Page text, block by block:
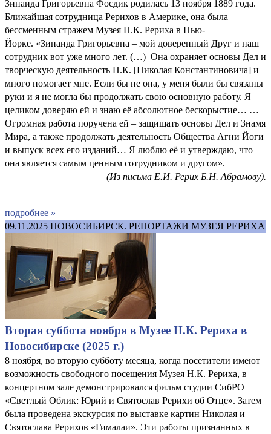
Зинаида Григорьевна Фосдик родилась 13 ноября 1889 года.
Ближайшая сотрудница Рерихов в Америке, она была
бессменным стражем Музея Н.К. Рериха в Нью-
Йорке. «Зинаида Григорьевна – мой доверенный Друг и наш
сотрудник вот уже много лет. (…) Она охраняет основы Дел и
творческую деятельность Н.К. [Николая Константиновича] и
много помогает мне. Если бы не она, у меня были бы связаны
руки и я не могла бы продолжать свою основную работу. Я
целиком доверяю ей и знаю её абсолютное бескорыстие… …
Огромная работа поручена ей – защищать основы Дел и Знамя
Мира, а также продолжать деятельность Общества Агни Йоги
и выпуск всех его изданий… Я люблю её и утверждаю, что
она является самым ценным сотрудником и другом».
(Из письма Е.И. Рерих Б.Н. Абрамову).
подробнее »
09.11.2025 НОВОСИБИРСК. РЕПОРТАЖИ МУЗЕЯ РЕРИХА
Вторая суббота ноября в Музее Н.К. Рериха в
Новосибирске (2025 г.)
8 ноября, во вторую субботу месяца, когда посетители имеют
возможность свободного посещения Музея Н.К. Рериха, в
концертном зале демонстрировался фильм студии СибРО
«Светлый Облик: Юрий и Святослав Рерихи об Отце». Затем
была проведена экскурсия по выставке картин Николая и
Святослава Рерихов «Гималаи». Эти работы признанных в